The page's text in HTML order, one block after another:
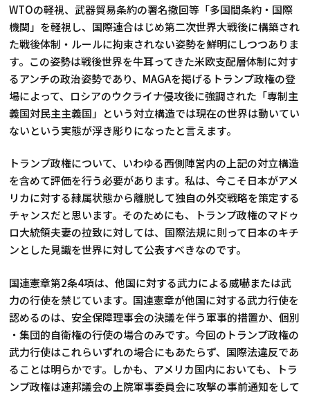
WTOの軽視、武器貿易条約の署名撤回等「多国間条約・国際
機関」を軽視し、国際連合はじめ第二次世界大戦後に構築され
た戦後体制・ルールに拘束されない姿勢を鮮明にしつつありま
す。この姿勢は戦後世界を牛耳ってきた米欧支配層体制に対す
るアンチの政治姿勢であり、MAGAを掲げるトランプ政権の登
場によって、ロシアのウクライナ侵攻後に強調された「専制主
義国対民主主義国」という対立構造では現在の世界は動いてい
ないという実態が浮き彫りになったと言えます。
トランプ政権について、いわゆる西側陣営内の上記の対立構造
を含めて評価を行う必要があります。私は、今こそ日本がアメ
リカに対する隷属状態から離脱して独自の外交戦略を策定する
チャンスだと思います。そのためにも、トランプ政権のマドゥ
ロ大統領夫妻の拉致に対しては、国際法規に則って日本のキチ
ンとした見識を世界に対して公表すべきなのです。
国連憲章第2条4項は、他国に対する武力による威嚇または武
力の行使を禁じています。国連憲章が他国に対する武力行使を
認めるのは、安全保障理事会の決議を伴う軍事的措置か、個別
・集団的自衛権の行使の場合のみです。今回のトランプ政権の
武力行使はこれらいずれの場合にもあたらず、国際法違反であ
ることは明らかです。しかも、アメリカ国内においても、トラ
ンプ政権は連邦議会の上院軍事委員会に攻撃の事前通知をして